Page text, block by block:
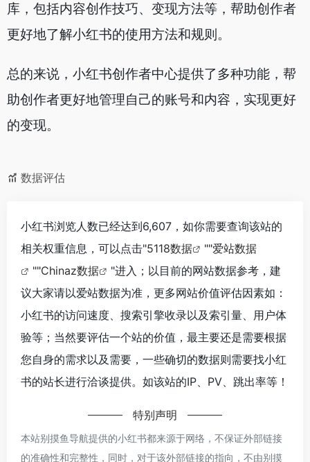
库，包括内容创作技巧、变现方法等，帮助创作者
更好地了解小红书的使用方法和规则。
总的来说，小红书创作者中心提供了多种功能，帮
助创作者更好地管理自己的账号和内容，实现更好
的变现。
数据评估
小红书浏览人数已经达到6,607，如你需要查询该站的
相关权重信息，可以点击"5118数据 ""爱站数据
""Chinaz数据
"进入；以目前的网站数据参考，建
议大家请以爱站数据为准，更多网站价值评估因素如：
小红书的访问速度、搜索引擎收录以及索引量、用户体
验等；当然要评估一个站的价值，最主要还是需要根据
您自身的需求以及需要，一些确切的数据则需要找小红
书的站长进行洽谈提供。如该站的IP、PV、跳出率等！
特别声明
本站别摸鱼导航提供的小红书都来源于网络，不保证外部链接
的准确性和完整性，同时，对于该外部链接的指向，不由别摸